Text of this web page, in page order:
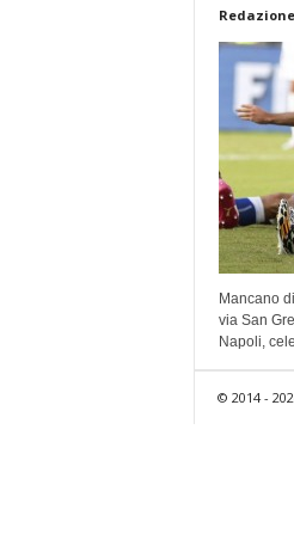
Mancano
via San
Napoli,
© 2014 -